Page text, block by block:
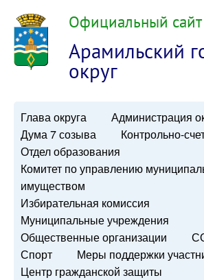
Официальный сайт
Арамильский
округ
Глава округа
Администрация
Дума 7 созыва
Контрольно-
Отдел образования
Комитет по управлению
имуществом
Избирательная комиссия
Муниципальные учреждения
Общественные организации
Спорт
Меры поддержки
Центр гражданской защиты